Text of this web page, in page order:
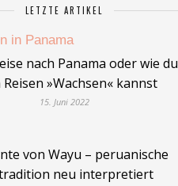
LETZTE ARTIKEL
nach Panama oder wie du
Reisen »Wachsen« kannst
15. Juni 2022
von Wayu – peruanische
neu interpretiert